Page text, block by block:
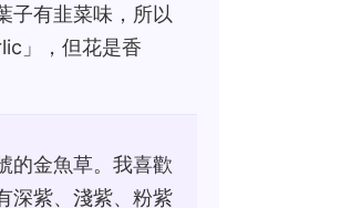
子有韭菜味，所以
」，但花是香
的金魚草。我喜歡
深紫、淺紫、粉紫